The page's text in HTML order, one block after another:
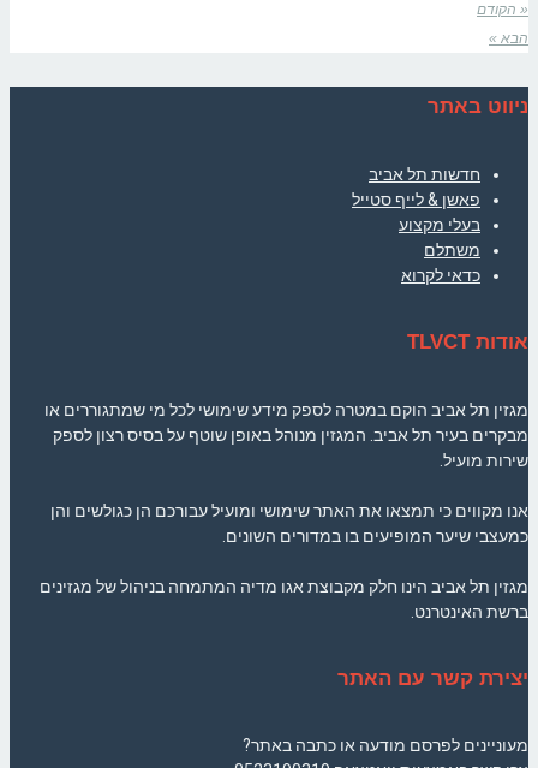
« הקודם
הבא »
ניווט באתר
חדשות תל אביב
פאשן & לייף סטייל
בעלי מקצוע
משתלם
כדאי לקרוא
אודות TLVCT
מגזין תל אביב הוקם במטרה לספק מידע שימושי לכל מי שמתגוררים או
מבקרים בעיר תל אביב. המגזין מנוהל באופן שוטף על בסיס רצון לספק
שירות מועיל.
אנו מקווים כי תמצאו את האתר שימושי ומועיל עבורכם הן כגולשים והן
כמעצבי שיער המופיעים בו במדורים השונים.
מגזין תל אביב הינו חלק מקבוצת אגו מדיה המתמחה בניהול של מגזינים
ברשת האינטרנט.
יצירת קשר עם האתר
מעוניינים לפרסם מודעה או כתבה באתר?